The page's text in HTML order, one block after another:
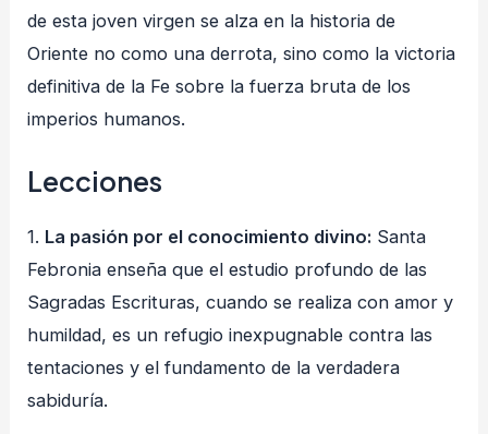
de esta joven virgen se alza en la historia de
Oriente no como una derrota, sino como la victoria
definitiva de la Fe sobre la fuerza bruta de los
imperios humanos.
Lecciones
1. La pasión por el conocimiento divino: Santa
Febronia enseña que el estudio profundo de las
Sagradas Escrituras, cuando se realiza con amor y
humildad, es un refugio inexpugnable contra las
tentaciones y el fundamento de la verdadera
sabiduría.